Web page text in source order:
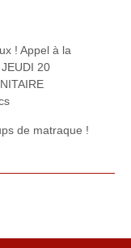
! Appel à la
20
de matraque !